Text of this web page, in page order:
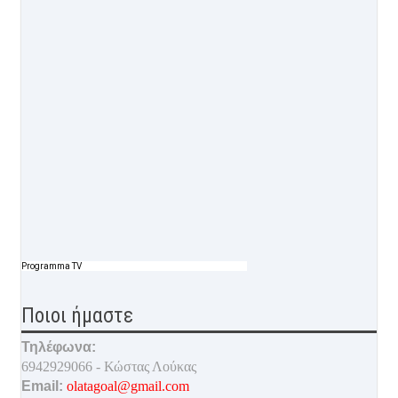
Programma TV
Ποιοι ήμαστε
Τηλέφωνα:
6942929066 - Κώστας Λούκας
Email: olatagoal@gmail.com